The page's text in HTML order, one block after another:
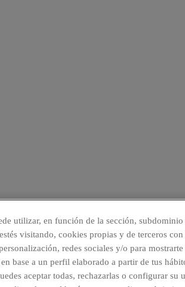
utilizar, en función de la sección,
visitando, cookies propias y de terceros
redes sociales y/o para
base a un perfil elaborado a partir de tus
aceptar todas, rechazarlas o configurar su